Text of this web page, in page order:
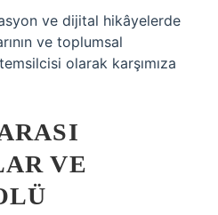
ve dijital hikâyelerde
ve toplumsal
olarak karşımıza
VE